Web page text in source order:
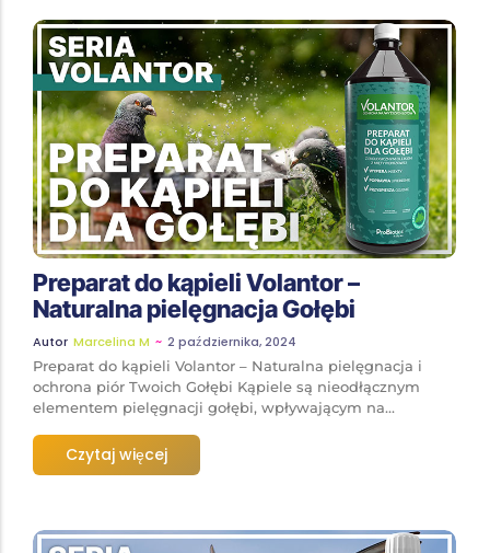
Preparat do kąpieli Volantor –
Naturalna pielęgnacja Gołębi
Autor Marcelina M ~ 2 października, 2024
Preparat do kąpieli Volantor – Naturalna pielęgnacja i
ochrona piór Twoich Gołębi Kąpiele są nieodłącznym
elementem pielęgnacji gołębi, wpływającym na...
Czytaj więcej